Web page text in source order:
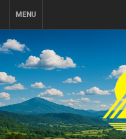
MENU